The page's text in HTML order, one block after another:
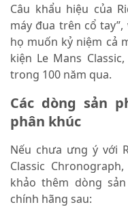
Câu khẩu hiệu của
máy đua trên cổ
họ muốn kỷ niệm cả
kiện Le Mans
trong 100 năm qua.
Các dòng sản
phân khúc
Nếu chưa ưng ý với
Classic
khảo thêm dòng
chính hãng sau: